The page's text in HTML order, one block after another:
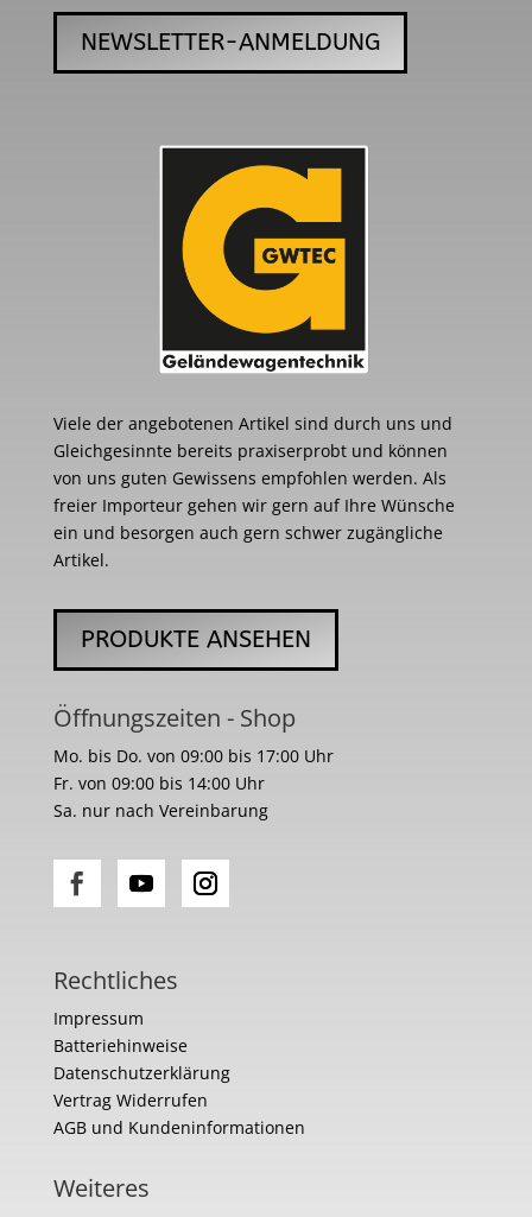
NEWSLETTER-ANMELDUNG
Viele der angebotenen Artikel sind durch uns und
Gleichgesinnte bereits praxiserprobt und können
von uns guten Gewissens empfohlen werden. Als
freier Importeur gehen wir gern auf Ihre Wünsche
ein und besorgen auch gern schwer zugängliche
Artikel.
PRODUKTE ANSEHEN
Öffnungszeiten - Shop
Mo. bis Do. von 09:00 bis 17:00 Uhr
Fr. von 09:00 bis 14:00 Uhr
Sa. nur nach Vereinbarung
Rechtliches
Impressum
Batteriehinweise
Datenschutzerklärung
Vertrag Widerrufen
AGB und Kundeninformationen
Weiteres